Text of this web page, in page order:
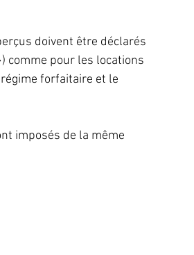
doivent être déclarés
comme pour les locations
forfaitaire et le
imposés de la même